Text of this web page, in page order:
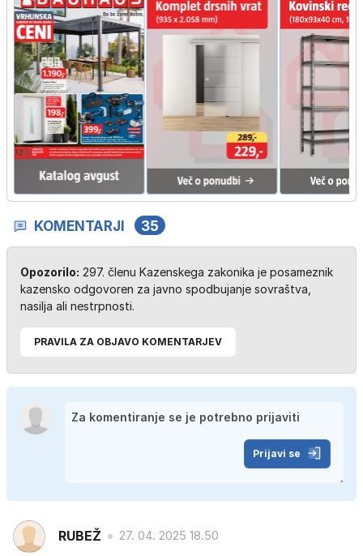
KOMENTARJI 35
Opozorilo: 297. členu Kazenskega zakonika je posameznik
kazensko odgovoren za javno spodbujanje sovraštva,
nasilja ali nestrpnosti.
PRAVILA ZA OBJAVO KOMENTARJEV
Prijavi se
RUBEŽ 27. 04. 2025 18.50